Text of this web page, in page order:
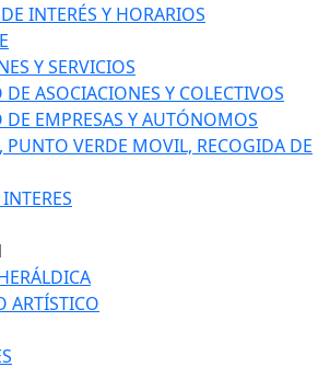
INTERÉS Y HORARIOS
Y SERVICIOS
DE ASOCIACIONES Y COLECTIVOS
DE EMPRESAS Y AUTÓNOMOS
PUNTO VERDE MOVIL, RECOGIDA DE
ARTÍSTICO